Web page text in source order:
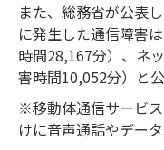
また、総務省が公表
に発生した通信障害
時間28,167分）、ネ
害時間10,052分）と
※移動体通信サービ
けに音声通話やデー